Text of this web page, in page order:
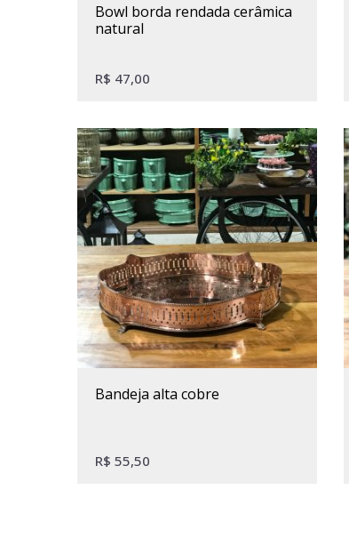
bowl borda rendada cerâmica
natural
R$ 47,00
bandeja alta cobre
R$ 55,50